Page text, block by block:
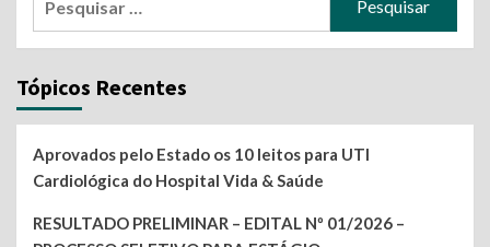
Tópicos Recentes
Aprovados pelo Estado os 10 leitos para UTI
Cardiológica do Hospital Vida & Saúde
RESULTADO PRELIMINAR – EDITAL Nº 01/2026 –